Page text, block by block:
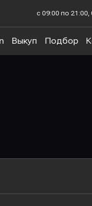
с 09:00 по
Выкуп Подбор